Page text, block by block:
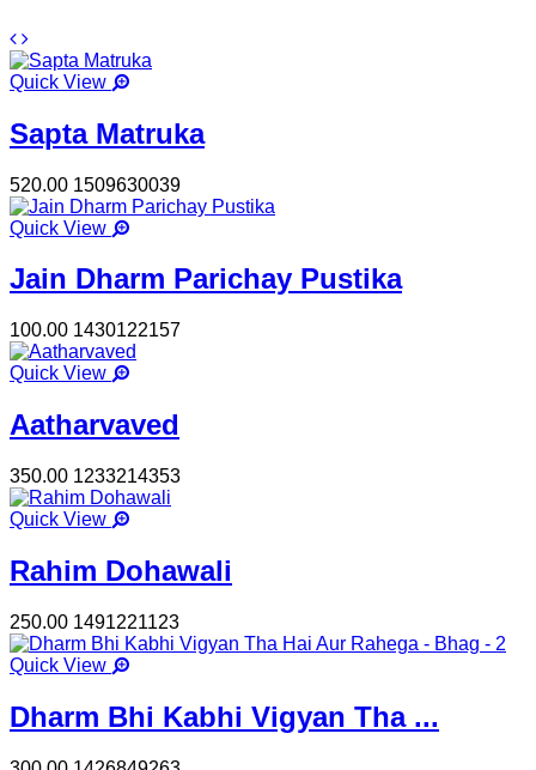
Quick View
Sapta Matruka
520.00 1509630039
Quick View
Jain Dharm Parichay Pustika
100.00 1430122157
Quick View
Aatharvaved
350.00 1233214353
Quick View
Rahim Dohawali
250.00 1491221123
Quick View
Dharm Bhi Kabhi Vigyan Tha ...